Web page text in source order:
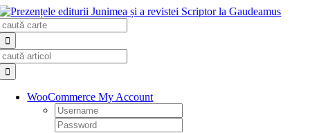
Skip
to
content
WooCommerce My Account
Username:
Password: